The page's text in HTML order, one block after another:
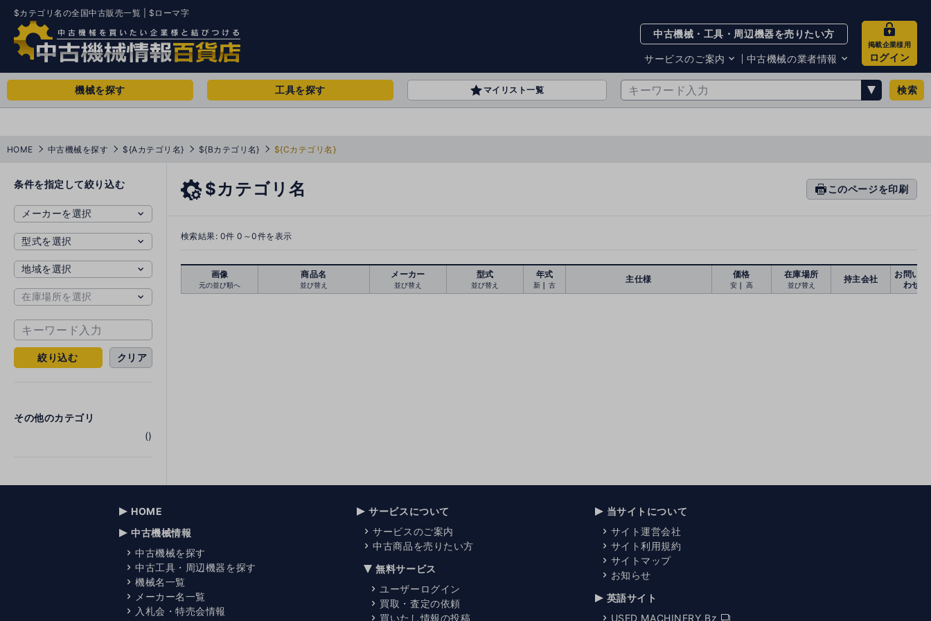
$カテゴリ名の全国中古販売一覧 | $ローマ字
中古機械・工具・周辺機器を売りたい方
サービスのご案内
サービスのご案内
お知らせ
中古機械の業者情報
買取・査定業者リスト
掲載企業様用
ログイン
機械を探す 工具を探す マイリスト一覧 検索
HOME 中古機械を探す ${Aカテゴリ名} ${Bカテゴリ名} ${Cカテゴリ名}
条件を指定して絞り込む
絞り込む クリア
その他のカテゴリ
()
$カテゴリ名
prin このページを印刷
検索結果: 0件 0～0件を表示
画像
元の並び順へ
商品名
並び替え
メーカー
並び替え
型式
並び替え
年式
新｜古
主仕様 価格
安 ｜ 高
在庫場所
並び替え
持主会社
お問い合
わせ
HOME
中古機械情報
中古機械を探す
中古工具・周辺機器を探す
機械名一覧
メーカー名一覧
入札会・特売会情報
サービスについて
サービスのご案内
中古商品を売りたい方
無料サービス
ユーザーログイン
買取・査定の依頼
買いたし情報の投稿
当サイトについて
サイト運営会社
サイト利用規約
サイトマップ
お知らせ
英語サイト
USED MACHINERY.Bz